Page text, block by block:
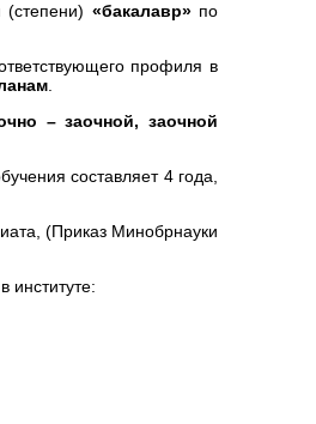
«бакалавр»по
профиля в
– заочной, заочной
составляет 4 года,
(Приказ Минобрнауки